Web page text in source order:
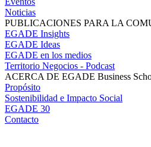
Noticias
PUBLICACIONES PARA LA
EGADE Insights
EGADE Ideas
EGADE en los medios
Territorio Negocios - Podcast
ACERCA DE EGADE Business
Propósito
Sostenibilidad e Impacto Social
EGADE 30
Contacto